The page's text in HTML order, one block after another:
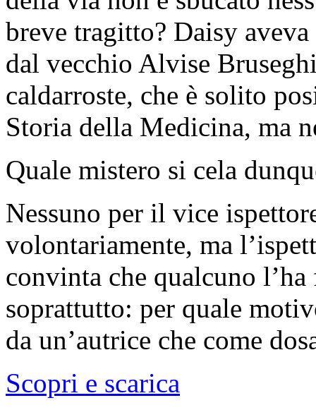
breve tragitto? Daisy
dal vecchio Alvise
caldarroste, che è solito
Storia della Medicina, ma
Quale mistero si cela
Nessuno per il vice
volontariamente, ma
convinta che qualcuno
soprattutto: per quale
da un’autrice che come
Scopri e scarica